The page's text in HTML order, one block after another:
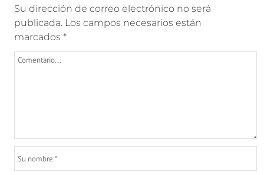
Su dirección de correo electrónico no será
publicada. Los campos necesarios están
marcados *